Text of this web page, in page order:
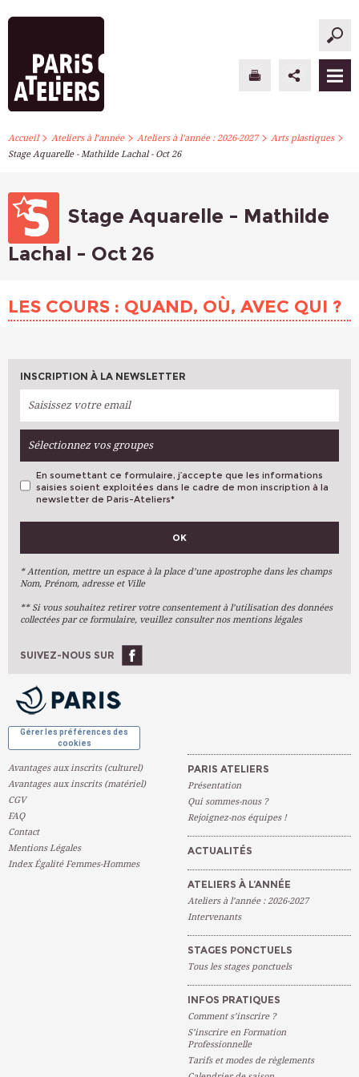
PARIS ATELIERS
ATELIERS À L’ANNÉE
STAGES PONCTUELS
S’INSCRIRE
Accueil> Ateliers à l’année> Ateliers à l’année : 2026-2027> Arts plastiques>
Stage Aquarelle - Mathilde Lachal - Oct 26
Stage Aquarelle - Mathilde
Lachal - Oct 26
LES COURS : QUAND, OÙ, AVEC QUI ?
INSCRIPTION À LA NEWSLETTER
Sélectionnez vos groupes
VOS PRÉFÉRENCES
Arts Plastiques
Arts Du Texte
Arts Numériques
Ateliers À L'année
En soumettant ce formulaire, j’accepte que les informations
saisies soient exploitées dans le cadre de mon inscription à la
newsletter de Paris-Ateliers*
OK
* Attention, mettre un espace à la place d’une apostrophe dans les champs
Nom, Prénom, adresse et Ville
** Si vous souhaitez retirer votre consentement à l’utilisation des données
collectées par ce formulaire, veuillez consulter nos mentions légales
SUIVEZ-NOUS SUR
Gérer les préférences des
cookies
Avantages aux inscrits (culturel)
Avantages aux inscrits (matériel)
CGV
FAQ
Contact
Mentions Légales
Index Égalité Femmes-Hommes
PARIS ATELIERS
Présentation
Qui sommes-nous ?
Rejoignez-nos équipes !
ACTUALITÉS
ATELIERS À L’ANNÉE
Ateliers à l’année : 2026-2027
Intervenants
STAGES PONCTUELS
Tous les stages ponctuels
INFOS PRATIQUES
Comment s’inscrire ?
S’inscrire en Formation
Professionnelle
Tarifs et modes de règlements